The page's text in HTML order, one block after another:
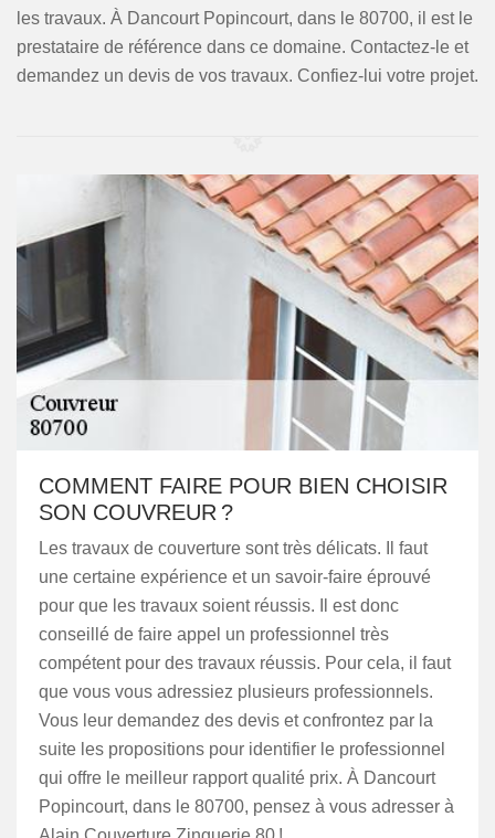
les travaux. À Dancourt Popincourt, dans le 80700, il est le
prestataire de référence dans ce domaine. Contactez-le et
demandez un devis de vos travaux. Confiez-lui votre projet.
COMMENT FAIRE POUR BIEN CHOISIR
SON COUVREUR ?
Les travaux de couverture sont très délicats. Il faut
une certaine expérience et un savoir-faire éprouvé
pour que les travaux soient réussis. Il est donc
conseillé de faire appel un professionnel très
compétent pour des travaux réussis. Pour cela, il faut
que vous vous adressiez plusieurs professionnels.
Vous leur demandez des devis et confrontez par la
suite les propositions pour identifier le professionnel
qui offre le meilleur rapport qualité prix. À Dancourt
Popincourt, dans le 80700, pensez à vous adresser à